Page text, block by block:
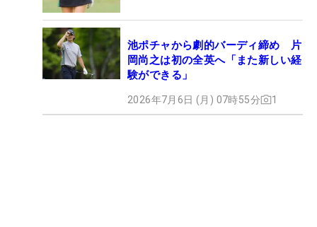
池ポチャから劇的バーディ締め 片
岡尚之は初の全英へ「また新しい経
験ができる」
2026年7月6日 (月) 07時55分 1